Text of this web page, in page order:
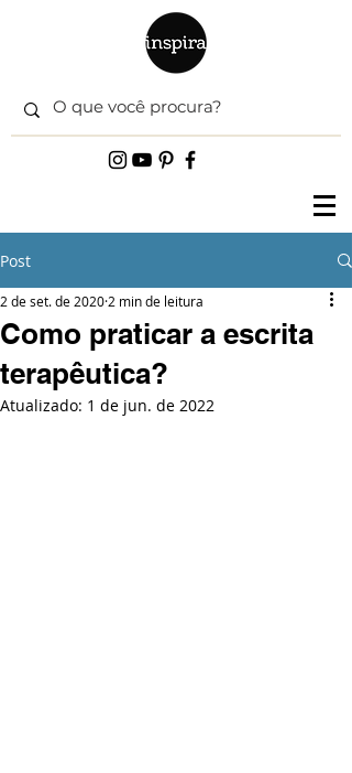
Post
Como praticar a escrita
terapêutica?
2 de set. de 2020 2 min de leitura
Atualizado: 1 de jun. de 2022